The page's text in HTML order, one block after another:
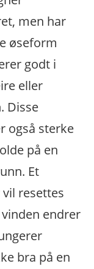
men har
øseform
godt i
eller
Disse
også sterke
på en
Et
resettes
endrer
bra på en